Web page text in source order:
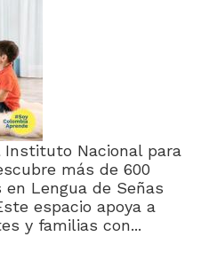
Instituto Nacional para
más de 600
Lengua de Señas
espacio apoya a
y familias con...